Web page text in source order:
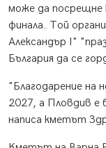
може да посрещне
финала. Той
Александър I"
България да се
"Благодарение на
2027, а Пловдив е
написа кметът